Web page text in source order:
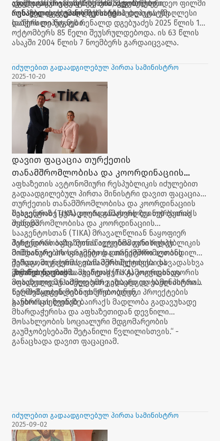
დგებუაძის ოჯახის წევრები, მეგობრები.
ანალიტიკური ცენტრის მომზადებული ვიდეო ფილმი
რენალდ დგებუაძის შესახებ.
აკიშბაიას მიერ აფხაზეთის ავტონომიური
რესპუბლიკის უმაღლეს საბჭოს დეპუტატზე
დაწერილი წიგნები.
აფხაზეთის ავტონომიური რესპუბლიკის უმაღლესი
საბჭოს დეპუტატს რენალდ დგებუაძეს 2025 წლის 13
ოქტომბერს 85 წელი შეუსრულდებოდა. ის 63 წლის
ასაკში 2004 წლის 7 ნოემბერს გარდაიცვალა.
იძულებით გადაადგილებულ პირთა სამინისტრო
2025-10-20
დავით ფაცაცია თურქეთის
თანამშრომლობისა და კოორდინაციის
სააგენტოს (TIKA) კოორდინატორს ზეინებ
ბაირაქს შეხვდა
აფხაზეთის ავტონომიური რესპუბლიკის იძულებით
გადაადგილებულ პირთა მინისტრი დავით ფაცაცია
თურქეთის თანამშრომლობისა და კოორდინაციის
სააგენტოს (TIKA) კოორდინატორს ზეინებ ბაირაქს
შეხვდა.
შეხვედრაზე ყურადღება გამახვილდა თურქეთის
თანამშრომლობისა და კოორდინაციის
სააგენტოსთან (TIKA) მრავალწლიან ნაყოფიერ
პარტნიორობაზე. მონაწილეებმა განიხილეს
მიმდინარე პროგრამები და თანამშრომლობის
შემდგომი გაღრმავების პერსპექტივები სხვადასხვა
მიმართულებით.
შეხვედრას აფხაზეთის ავტონომიური რესპუბლიკის
მომსახურების სააგენტოს დირექტორი ავთანდილ
ქარაია, თურქეთის თანამშრომლობისა და
კოორდინაციის სააგენტოს (TIKA) კოორდინატორის
მოადგილე მუჰამმედ ემრე ეზბერი და სამინისტროს
წარმომადგენლები ესწრებოდნენ.
„ზეინებ ბაირაქმა მხარდაჭერა გამოგვიცხადა
აფხაზეთიდან იძულებით გადაადგილებულ პირთა
ხელშეწყობის მიზნით ერთობლივი პროექტების
განხორციელებაზე.
საუბრისას ზეინებ ბაირაქს მადლობა გადავუხადე
მხარდაჭერისა და აფხაზეთიდან დევნილი
მოსახლეობის სოციალური მდგომარეობის
გაუმჯობესებაში შეტანილი წვლილისთვის.“ -
განაცხადა დავით ფაცაციამ.
იძულებით გადაადგილებულ პირთა სამინისტრო
2025-09-02